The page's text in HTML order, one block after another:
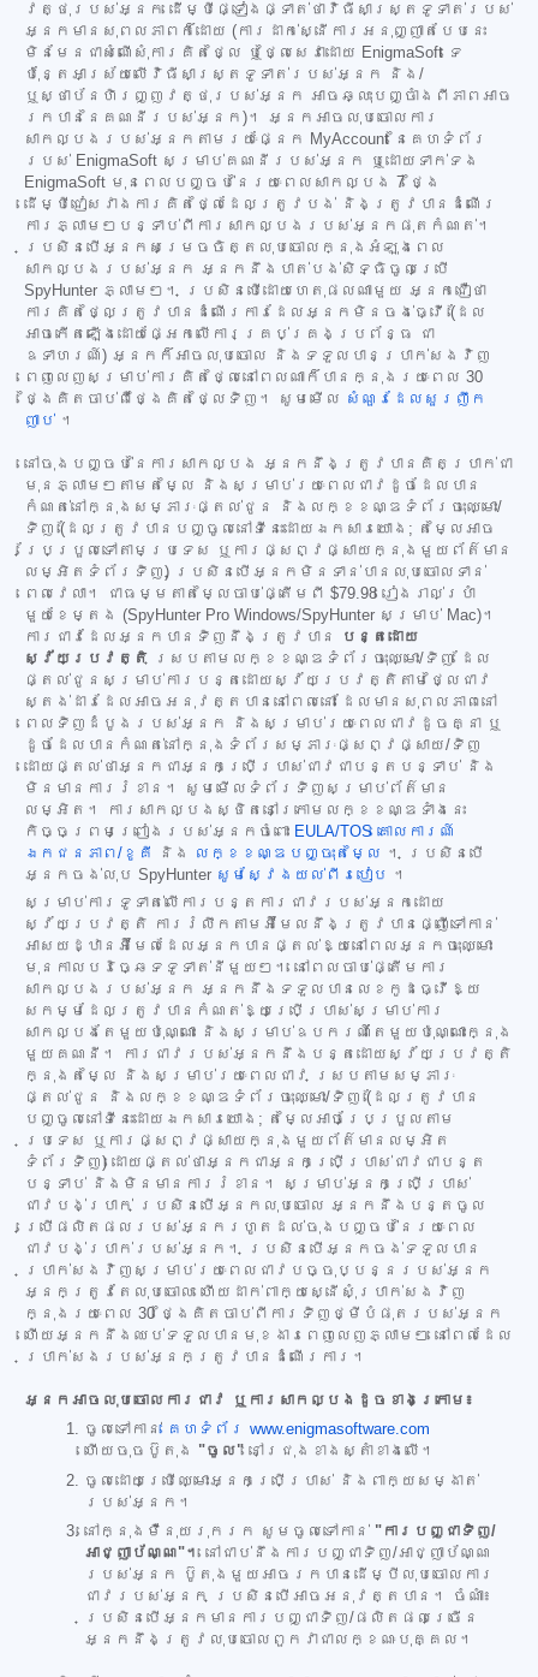
វត្ថុរបស់អ្នក ដើម្បីផ្ទៀងផ្ទាត់ថាវិធីសាស្ត្រទូទាត់របស់
អ្នកមានសុពលភាពក៏ដោយ (ការដាក់ស្នើការអនុញ្ញាតបែបនេះ
មិនមែនជាសំណើសុំការគិតថ្លៃ ឬថ្លៃសេវាដោយ EnigmaSoft ទេ
ប៉ុន្តែអាស្រ័យលើវិធីសាស្ត្រទូទាត់របស់អ្នក និង/
ឬស្ថាប័នហិរញ្ញវត្ថុរបស់អ្នក អាចឆ្លុះបញ្ចាំងពីភាពអាច
រកបាននៃគណនីរបស់អ្នក)។ អ្នកអាចលុបចោលការ
សាកល្បងរបស់អ្នកតាមរយៈផ្នែក MyAccount នៃគេហទំព័រ
របស់ EnigmaSoft សម្រាប់គណនីរបស់អ្នក ឬដោយទាក់ទង
EnigmaSoft មុនពេលបញ្ចប់នៃរយៈពេលសាកល្បង 7 ថ្ងៃ
ដើម្បីជៀសវាងការគិតថ្លៃដែលត្រូវបង់ និងត្រូវបានដំណើរ
ការភ្លាមៗបន្ទាប់ពីការសាកល្បងរបស់អ្នកផុតកំណត់។
ប្រសិនបើអ្នកសម្រេចចិត្តលុបចោលក្នុងអំឡុងពេល
សាកល្បងរបស់អ្នក អ្នកនឹងបាត់បង់សិទ្ធិចូលប្រើ
SpyHunter ភ្លាមៗ។ ប្រសិនបើដោយហេតុផលណាមួយ អ្នកជឿថា
ការគិតថ្លៃត្រូវបានដំណើរការដែលអ្នកមិនចង់ធ្វើ (ដែល
អាចកើតឡើងដោយផ្អែកលើការគ្រប់គ្រងប្រព័ន្ធ ជា
ឧទាហរណ៍) អ្នកក៏អាចលុបចោល និងទទួលបានប្រាក់សងវិញ
ពេញលេញសម្រាប់ការគិតថ្លៃនៅពេលណាក៏បានក្នុងរយៈពេល 30
ថ្ងៃគិតចាប់ពីថ្ងៃគិតថ្លៃទិញ។ សូមមើល សំណួរដែលសួរញឹក
ញាប់ ។
នៅចុងបញ្ចប់នៃការសាកល្បង អ្នកនឹងត្រូវបានគិតប្រាក់ជា
មុនភ្លាមៗតាមតម្លៃ និងសម្រាប់រយៈពេលជាវដូចដែលបាន
កំណត់នៅក្នុងសម្ភារៈផ្តល់ជូន និងលក្ខខណ្ឌទំព័រចុះឈ្មោះ/
ទិញ (ដែលត្រូវបានបញ្ចូលនៅទីនេះដោយឯកសារយោង; តម្លៃអាច
ប្រែប្រួលទៅតាមប្រទេស ឬការផ្សព្វផ្សាយក្នុងមួយព័ត៌មាន
លម្អិតទំព័រទិញ) ប្រសិនបើអ្នកមិនទាន់បានលុបចោលទាន់
ពេលវេលា។ ជាធម្មតាតម្លៃចាប់ផ្តើមពី $79.98 រៀងរាល់ប្រាំ
មួយខែម្តង (SpyHunter Pro Windows/SpyHunter សម្រាប់ Mac)។
ការជាវដែលអ្នកបានទិញនឹងត្រូវបាន
បន្តដោយ
ស្វ័យប្រវត្តិ ស្របតាមលក្ខខណ្ឌទំព័រចុះឈ្មោះ/ទិញ ដែល
ផ្តល់ជូនសម្រាប់ការបន្តដោយស្វ័យប្រវត្តិតាមថ្លៃជាវ
ស្តង់ដារដែលអាចអនុវត្តបាននៅពេលនោះ ដែលមានសុពលភាពនៅ
ពេលទិញដំបូងរបស់អ្នក និងសម្រាប់រយៈពេលជាវដូចគ្នា ឬ
ដូចដែលបានកំណត់នៅក្នុងទំព័រសម្ភារៈផ្សព្វផ្សាយ/ទិញ
ដោយផ្តល់ថាអ្នកជាអ្នកប្រើប្រាស់ជាវជាបន្តបន្ទាប់ និង
មិនមានការរំខាន។ សូមមើលទំព័រទិញសម្រាប់ព័ត៌មាន
លម្អិត។ ការសាកល្បងស្ថិតនៅក្រោមលក្ខខណ្ឌទាំងនេះ
កិច្ចព្រមព្រៀងរបស់អ្នកចំពោះ EULA/TOS គោលការណ៍
ឯកជនភាព/ខូគី
និង លក្ខខណ្ឌបញ្ចុះតម្លៃ ។ ប្រសិនបើ
អ្នកចង់លុប SpyHunter សូមស្វែងយល់ពីរបៀប ។
សម្រាប់ការទូទាត់លើការបន្តការជាវរបស់អ្នកដោយ
ស្វ័យប្រវត្តិ ការរំលឹកតាមអ៊ីមែលនឹងត្រូវបានផ្ញើទៅកាន់
អាសយដ្ឋានអ៊ីមែលដែលអ្នកបានផ្តល់ឱ្យនៅពេលអ្នកចុះឈ្មោះ
មុនកាលបរិច្ឆេទទូទាត់នីមួយៗ។ នៅពេលចាប់ផ្តើមការ
សាកល្បងរបស់អ្នក អ្នកនឹងទទួលបានលេខកូដធ្វើឱ្យ
សកម្មដែលត្រូវបានកំណត់ឱ្យប្រើប្រាស់សម្រាប់ការ
សាកល្បងតែមួយប៉ុណ្ណោះ និងសម្រាប់ឧបករណ៍តែមួយប៉ុណ្ណោះក្នុង
មួយគណនី។ ការជាវរបស់អ្នកនឹងបន្តដោយស្វ័យប្រវត្តិ
ក្នុងតម្លៃ និងសម្រាប់រយៈពេលជាវ ស្របតាមសម្ភារៈ
ផ្តល់ជូន និងលក្ខខណ្ឌទំព័រចុះឈ្មោះ/ទិញ (ដែលត្រូវបាន
បញ្ចូលនៅទីនេះដោយឯកសារយោង; តម្លៃអាចប្រែប្រួលតាម
ប្រទេស ឬការផ្សព្វផ្សាយក្នុងមួយព័ត៌មានលម្អិត
ទំព័រទិញ) ដោយផ្តល់ថាអ្នកជាអ្នកប្រើប្រាស់ជាវជាបន្ត
បន្ទាប់ និងមិនមានការរំខាន។ សម្រាប់អ្នកប្រើប្រាស់
ជាវបង់ប្រាក់ ប្រសិនបើអ្នកលុបចោល អ្នកនឹងបន្តចូល
ប្រើផលិតផលរបស់អ្នករហូតដល់ចុងបញ្ចប់នៃរយៈពេល
ជាវបង់ប្រាក់របស់អ្នក។ ប្រសិនបើអ្នកចង់ទទួលបាន
ប្រាក់សងវិញសម្រាប់រយៈពេលជាវបច្ចុប្បន្នរបស់អ្នក
អ្នកត្រូវតែលុបចោល ហើយដាក់ពាក្យស្នើសុំប្រាក់សងវិញ
ក្នុងរយៈពេល 30 ថ្ងៃគិតចាប់ពីការទិញថ្មីបំផុតរបស់អ្នក
ហើយអ្នកនឹងឈប់ទទួលបានមុខងារពេញលេញភ្លាមៗ នៅពេលដែល
ប្រាក់សងរបស់អ្នកត្រូវបានដំណើរការ។
អ្នកអាចលុបចោលការជាវ ឬការសាកល្បងដូចខាងក្រោម៖
ចូលទៅកាន់ គេហទំព័រ www.enigmasoftware.com
ហើយចុចប៊ូតុង "ចូល" នៅជ្រុងខាងស្តាំខាងលើ។
ចូលដោយប្រើឈ្មោះអ្នកប្រើប្រាស់ និងពាក្យសម្ងាត់
របស់អ្នក។
នៅក្នុងម៉ឺនុយរុករក សូមចូលទៅកាន់ "ការបញ្ជាទិញ/
អាជ្ញាប័ណ្ណ"។ នៅជាប់នឹងការបញ្ជាទិញ/អាជ្ញាប័ណ្ណ
របស់អ្នក ប៊ូតុងមួយអាចរកបានដើម្បីលុបចោលការ
ជាវរបស់អ្នក ប្រសិនបើអាចអនុវត្តបាន។ ចំណាំ៖
ប្រសិនបើអ្នកមានការបញ្ជាទិញ/ផលិតផលច្រើន
អ្នកនឹងត្រូវលុបចោលពួកវាជាលក្ខណៈបុគ្គល។